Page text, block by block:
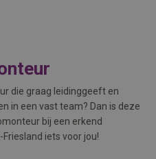
die graag leidinggeeft en
in een vast team? Dan is deze
bij een erkend
iets voor jou!